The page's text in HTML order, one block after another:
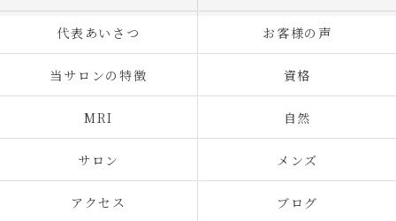
代表あいさつ お客様の声
当サロンの特徴 資格
MRI 自然
サロン メンズ
アクセス ブログ